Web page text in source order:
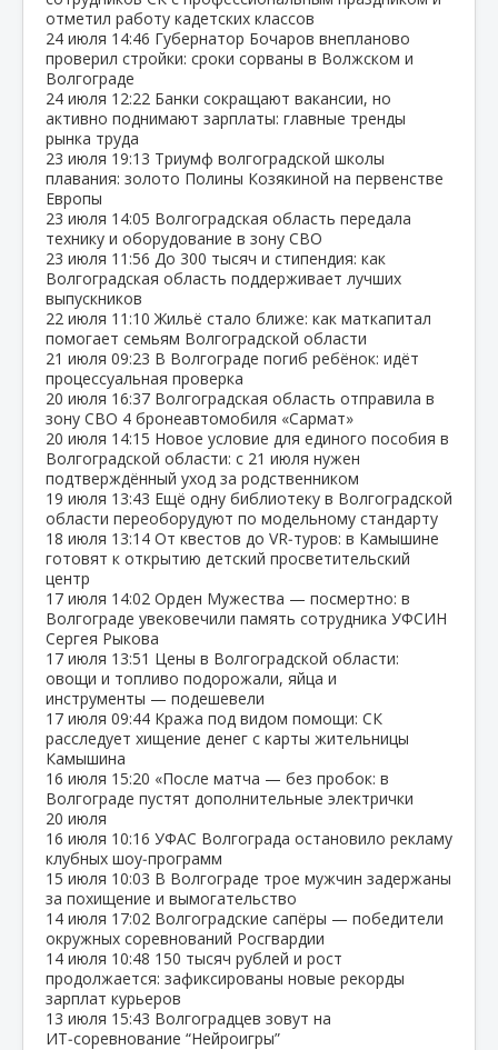
отметил работу кадетских классов
24 июля 14:46 Губернатор Бочаров внепланово
проверил стройки: сроки сорваны в Волжском и
Волгограде
24 июля 12:22 Банки сокращают вакансии, но
активно поднимают зарплаты: главные тренды
рынка труда
23 июля 19:13 Триумф волгоградской школы
плавания: золото Полины Козякиной на первенстве
Европы
23 июля 14:05 Волгоградская область передала
технику и оборудование в зону СВО
23 июля 11:56 До 300 тысяч и стипендия: как
Волгоградская область поддерживает лучших
выпускников
22 июля 11:10 Жильё стало ближе: как маткапитал
помогает семьям Волгоградской области
21 июля 09:23 В Волгограде погиб ребёнок: идёт
процессуальная проверка
20 июля 16:37 Волгоградская область отправила в
зону СВО 4 бронеавтомобиля «Сармат»
20 июля 14:15 Новое условие для единого пособия в
Волгоградской области: с 21 июля нужен
подтверждённый уход за родственником
19 июля 13:43 Ещё одну библиотеку в Волгоградской
области переоборудуют по модельному стандарту
18 июля 13:14 От квестов до VR‑туров: в Камышине
готовят к открытию детский просветительский
центр
17 июля 14:02 Орден Мужества — посмертно: в
Волгограде увековечили память сотрудника УФСИН
Сергея Рыкова
17 июля 13:51 Цены в Волгоградской области:
овощи и топливо подорожали, яйца и
инструменты — подешевели
17 июля 09:44 Кража под видом помощи: СК
расследует хищение денег с карты жительницы
Камышина
16 июля 15:20 «После матча — без пробок: в
Волгограде пустят дополнительные электрички
20 июля
16 июля 10:16 УФАС Волгограда остановило рекламу
клубных шоу‑программ
15 июля 10:03 В Волгограде трое мужчин задержаны
за похищение и вымогательство
14 июля 17:02 Волгоградские сапёры — победители
окружных соревнований Росгвардии
14 июля 10:48 150 тысяч рублей и рост
продолжается: зафиксированы новые рекорды
зарплат курьеров
13 июля 15:43 Волгоградцев зовут на
ИТ‑соревнование “Нейроигры”